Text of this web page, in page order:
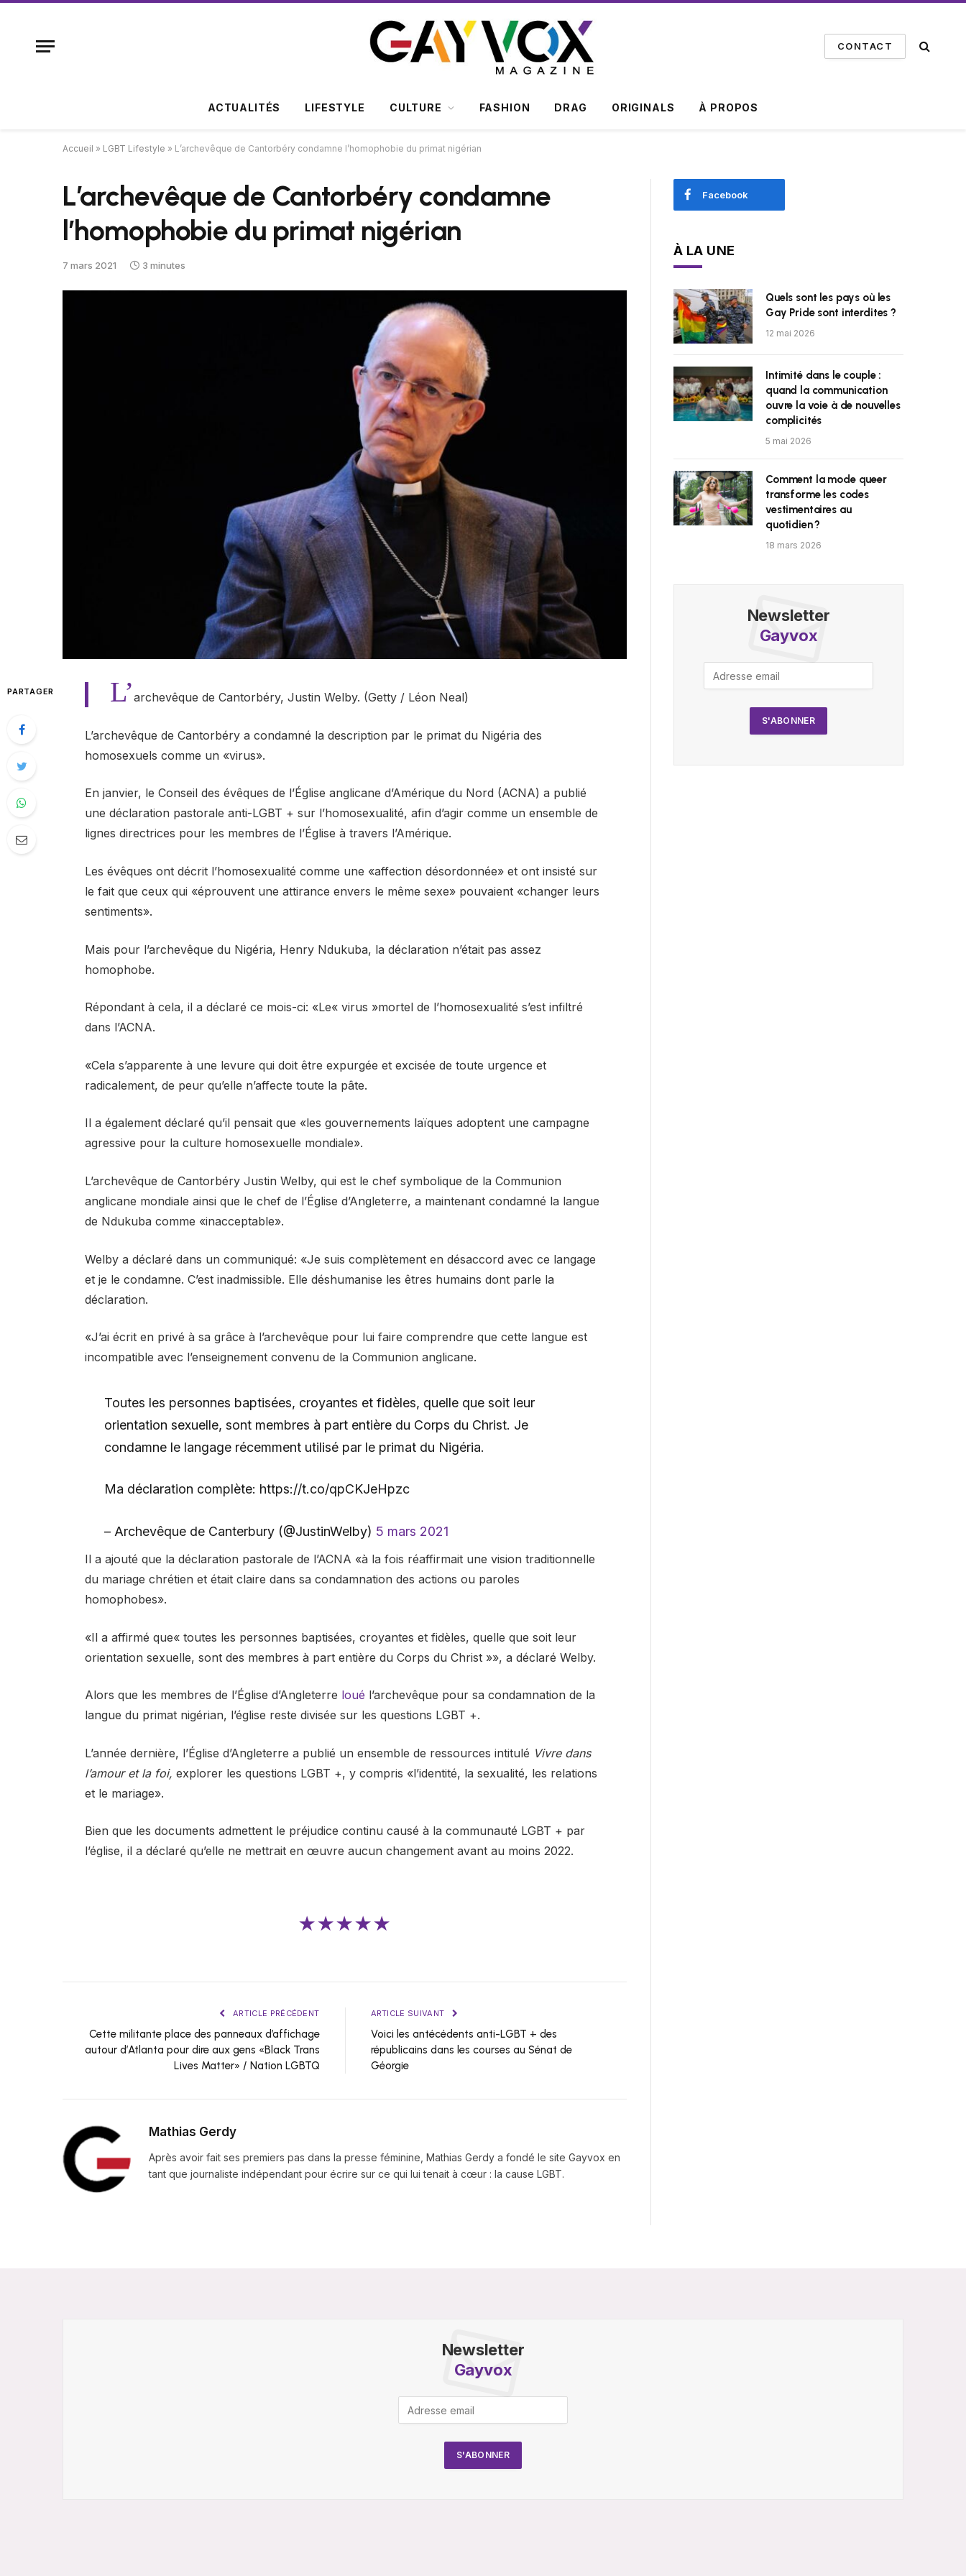
CONTACT
ACTUALITÉS LIFESTYLE CULTURE FASHION DRAG ORIGINALS À PROPOS
Accueil » LGBT Lifestyle » L’archevêque de Cantorbéry condamne l’homophobie du primat nigérian
L’archevêque de Cantorbéry condamne
l’homophobie du primat nigérian
7 mars 2021 3 minutes
PARTAGER L’archevêque de Cantorbéry, Justin Welby. (Getty / Léon Neal)
L’archevêque de Cantorbéry a condamné la description par le primat du Nigéria des
homosexuels comme un «virus».
En janvier, le Conseil des évêques de l’Église anglicane d’Amérique du Nord (ACNA) a publié
une déclaration pastorale anti-LGBT + sur l’homosexualité, afin d’agir comme un ensemble de
lignes directrices pour les membres de l’Église à travers l’Amérique.
Les évêques ont décrit l’homosexualité comme une «affection désordonnée» et ont insisté sur
le fait que ceux qui «éprouvent une attirance envers le même sexe» pouvaient «changer leurs
sentiments».
Mais pour l’archevêque du Nigéria, Henry Ndukuba, la déclaration n’était pas assez
homophobe.
Répondant à cela, il a déclaré ce mois-ci: «Le« virus »mortel de l’homosexualité s’est infiltré
dans l’ACNA.
«Cela s’apparente à une levure qui doit être expurgée et excisée de toute urgence et
radicalement, de peur qu’elle n’affecte toute la pâte.
Il a également déclaré qu’il pensait que «les gouvernements laïques adoptent une campagne
agressive pour la culture homosexuelle mondiale».
L’archevêque de Cantorbéry Justin Welby, qui est le chef symbolique de la Communion
anglicane mondiale ainsi que le chef de l’Église d’Angleterre, a maintenant condamné la langue
de Ndukuba comme «inacceptable».
Welby a déclaré dans un communiqué: «Je suis complètement en désaccord avec ce langage
et je le condamne. C’est inadmissible. Elle déshumanise les êtres humains dont parle la
déclaration.
«J’ai écrit en privé à sa grâce à l’archevêque pour lui faire comprendre que cette langue est
incompatible avec l’enseignement convenu de la Communion anglicane.
Toutes les personnes baptisées, croyantes et fidèles, quelle que soit leur
orientation sexuelle, sont membres à part entière du Corps du Christ. Je
condamne le langage récemment utilisé par le primat du Nigéria.
Ma déclaration complète: https://t.co/qpCKJeHpzc
– Archevêque de Canterbury (@JustinWelby) 5 mars 2021
Il a ajouté que la déclaration pastorale de l’ACNA «à la fois réaffirmait une vision traditionnelle
du mariage chrétien et était claire dans sa condamnation des actions ou paroles
homophobes».
«Il a affirmé que« toutes les personnes baptisées, croyantes et fidèles, quelle que soit leur
orientation sexuelle, sont des membres à part entière du Corps du Christ »», a déclaré Welby.
Alors que les membres de l’Église d’Angleterre loué l’archevêque pour sa condamnation de la
langue du primat nigérian, l’église reste divisée sur les questions LGBT +.
L’année dernière, l’Église d’Angleterre a publié un ensemble de ressources intitulé Vivre dans
l’amour et la foi, explorer les questions LGBT +, y compris «l’identité, la sexualité, les relations
et le mariage».
Bien que les documents admettent le préjudice continu causé à la communauté LGBT + par
l’église, il a déclaré qu’elle ne mettrait en œuvre aucun changement avant au moins 2022.
★★★★★
ARTICLE PRÉCÉDENT
Cette militante place des panneaux d’affichage
autour d’Atlanta pour dire aux gens «Black Trans
Lives Matter» / Nation LGBTQ
ARTICLE SUIVANT
Voici les antécédents anti-LGBT + des
républicains dans les courses au Sénat de
Géorgie
Mathias Gerdy
Après avoir fait ses premiers pas dans la presse féminine, Mathias Gerdy a fondé le site Gayvox en
tant que journaliste indépendant pour écrire sur ce qui lui tenait à cœur : la cause LGBT.
Facebook
À LA UNE
Quels sont les pays où les
Gay Pride sont interdites ?
12 mai 2026
Intimité dans le couple :
quand la communication
ouvre la voie à de nouvelles
complicités
5 mai 2026
Comment la mode queer
transforme les codes
vestimentaires au
quotidien ?
18 mars 2026
Newsletter
Gayvox
Newsletter
Gayvox